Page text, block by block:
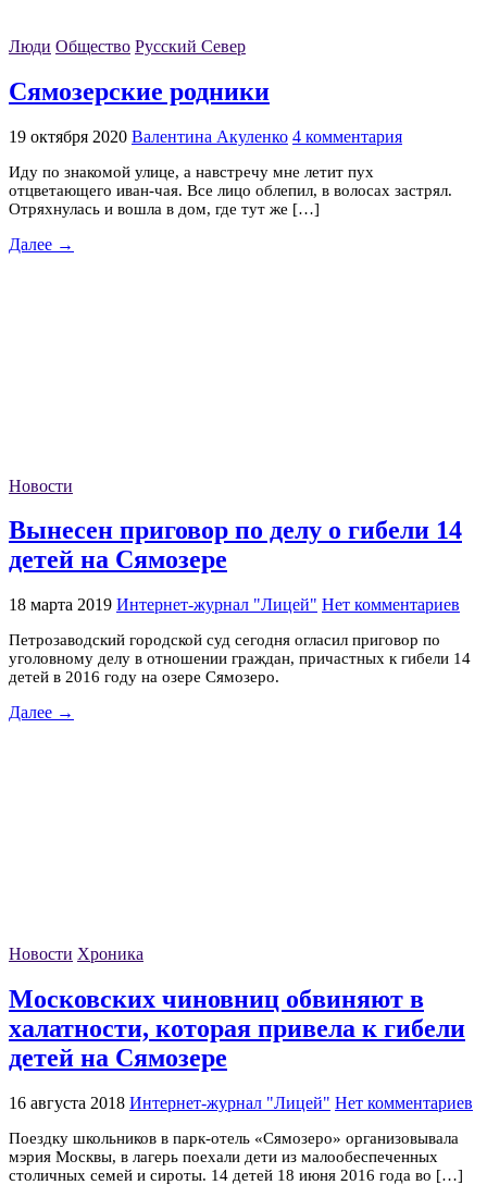
Люди Общество Русский Север
Сямозерские родники
19 октября 2020 Валентина Акуленко 4 комментария
Иду по знакомой улице, а навстречу мне летит пух
отцветающего иван-чая. Все лицо облепил, в волосах застрял.
Отряхнулась и вошла в дом, где тут же […]
Далее →
Новости
Вынесен приговор по делу о гибели 14
детей на Сямозере
18 марта 2019 Интернет-журнал "Лицей" Нет комментариев
Петрозаводский городской суд сегодня огласил приговор по
уголовному делу в отношении граждан, причастных к гибели 14
детей в 2016 году на озере Сямозеро.
Далее →
Новости Хроника
Московских чиновниц обвиняют в
халатности, которая привела к гибели
детей на Сямозере
16 августа 2018 Интернет-журнал "Лицей" Нет комментариев
Поездку школьников в парк-отель «Сямозеро» организовывала
мэрия Москвы, в лагерь поехали дети из малообеспеченных
столичных семей и сироты. 14 детей 18 июня 2016 года во […]